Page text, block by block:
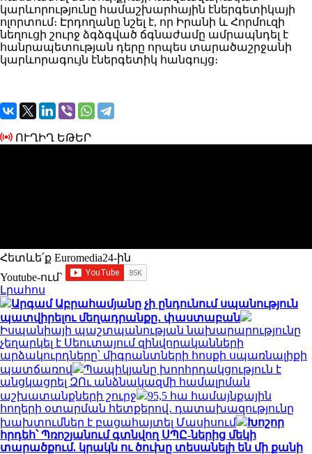
կարևորությունը համաշխարհային էներգետիկայի
ոլորտում։ Էրդողանը նշել է, որ Իրանի և Հորմուզի
նեղուցի շուրջ ձգձգված ճգնաժամը ամրապնդել է
հանրապետության դերը որպես տարածաշրջանի
կարևորագույն էներգետիկ հանգույց։
ՈՒՂԻՂ ԵԹԵՐ
Հետևե՛ք Euromedia24-ին
Youtube-ում`
Լրահոս
Արգամ Աբրահամյանը չի ընդունում սպանություն
պատվիրելու մեղադրանքը․ փաստաբան
Իսպանիայի պաշտպանության նախարարությունը
չեղարկել է Սեուտայում զինվորականների
արձակուրդները՝ միգրանտների հոսքի սպառնալիքի
պատճառով
Պապիկյանը խորհրդակցություն է
անցկացրել ԶՈւ անձնակազմի համալրման
աշխատանքների շուրջ
95,5 հա համայնքային
հողերի օտարման հետքերով․ դատախազությունը
խախտումներ է բացահայտել Մասիսում
Խոշոր
հրդեհ՝ Պռոշյանում գտնվող ՍՊԸ-ներից մեկի
տարածքում. կրակն ու ծուխը տեսանելի են մի քանի